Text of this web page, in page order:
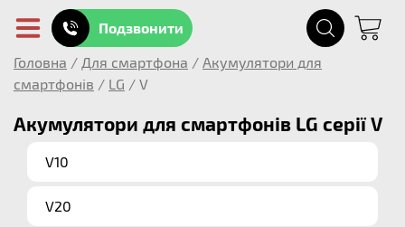
Подзвонити
Головна / Для смартфона / Акумулятори для
смартфонів / LG / V
Акумулятори для смартфонів LG серії V
V10
V20